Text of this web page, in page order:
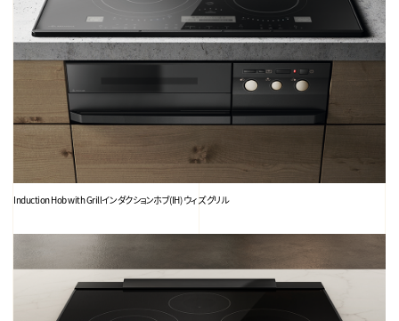
Induction Hob with Grillインダクションホブ(IH) ウィズ グリル